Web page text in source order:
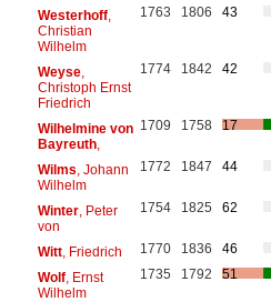
Westerhoff,
Christian
Wilhelm
1763 1806 43
Weyse,
Christoph Ernst
Friedrich
1774 1842 42
Wilhelmine von
Bayreuth,
1709 1758 17
Wilms , Johann
Wilhelm
1772 1847 44
Winter, Peter
von
1754 1825 62
Witt, Friedrich 1770 1836
46
Wolf, Ernst
Wilhelm
1735 1792 51